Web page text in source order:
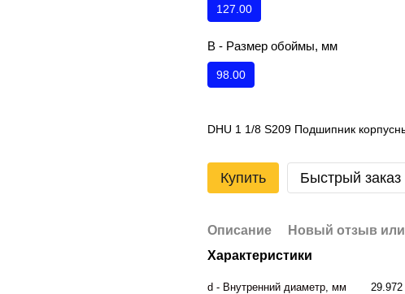
127.00
B - Размер обоймы, мм
98.00
DHU 1 1/8 S209 Подшипник
Купить Быстрый заказ
Описание
Новый отзыв
Характеристики
d - Внутренний диаметр, мм
29.972